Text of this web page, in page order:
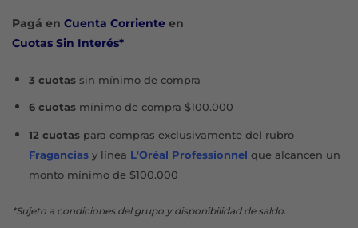
original
era:
Pagá en Cuenta Corriente en
Cuotas Sin Interés*
3 cuotassin mínimo de compra
6 cuotasmínimo de compra $100.000
12 cuotaspara compras exclusivamente del rubro
Fraganciasy línea L'Oréal Professionnel que alcancen un
monto mínimo de $100.000
*Sujeto a condiciones del grupo y disponibilidad de saldo.